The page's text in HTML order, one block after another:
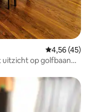
Gemiddelde
4,56 (45)
op golfbaan